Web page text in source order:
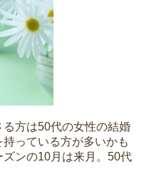
方は50代の女性の結婚
っている方が多いかも
ンの10月は来月。50代